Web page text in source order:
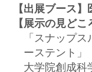
【出展ブース
【展示の見どこ
「スナップ
ーステント」
大学院創成